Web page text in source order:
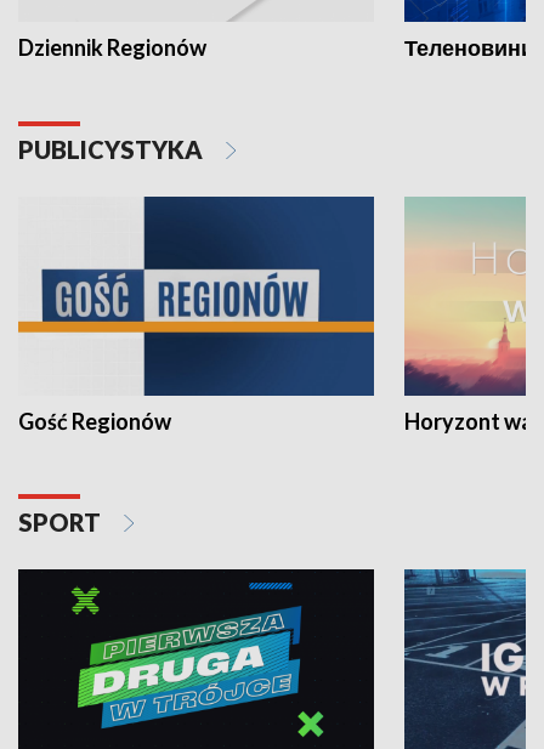
Dziennik Regionów Теленовини
PUBLICYSTYKA
Gość Regionów Horyzont
SPORT